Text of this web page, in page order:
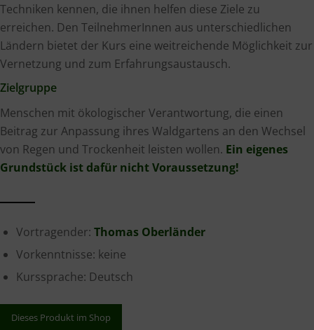
Techniken kennen, die ihnen helfen diese Ziele zu
erreichen. Den TeilnehmerInnen aus unterschiedlichen
Ländern bietet der Kurs eine weitreichende Möglichkeit zur
Vernetzung und zum Erfahrungsaustausch.
Zielgruppe
Menschen mit ökologischer Verantwortung, die einen
Beitrag zur Anpassung ihres Waldgartens an den Wechsel
von Regen und Trockenheit leisten wollen. Ein eigenes
Grundstück ist dafür nicht Voraussetzung!
Vortragender: Thomas Oberländer
Vorkenntnisse: keine
Kurssprache: Deutsch
Dieses Produkt im Shop